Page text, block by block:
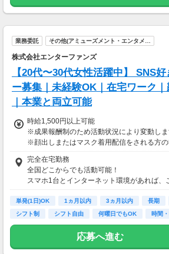
業務委託 その他(アミューズメント・エンタメ…
株式会社エンターファンズ
【20代〜30代女性活躍中】 SNS
ー募集｜未経験OK｜在宅ワーク
｜本業と両立可能
時給1,500円以上可能
※成果報酬制のため活動状況により変動し
※顔出しまたはマスク着用配信をされる方の
酬基準となります
【収入例】
■事務職Aさん（週3日・月50時間程度）
月収8万円～15万円
月収15万円～25万円
■主婦Cさん（月100時間程度）
月収20万円以上
現在活躍中のライバーの多くは会社員や主婦
方。
完全在宅勤務
全国どこからでも活動可能！
スマホ1台とインターネット環境があれば、
自宅からスタートできます。
通勤時間ゼロだから、本業やプライベート
両立もラクラク♪
単発(1日)OK 1ヵ月以内 3ヵ月以内 長期
シフト制
シフト自由 何曜日でもOK 時間
応募へ進む